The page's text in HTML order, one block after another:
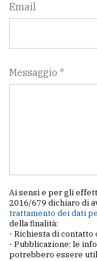
Email
Messaggio *
Ai sensi e per gli
2016/679 dichiaro di
trattamento dei dati
della finalità:
- Richiesta di
- Pubblicazione: le
potrebbero essere